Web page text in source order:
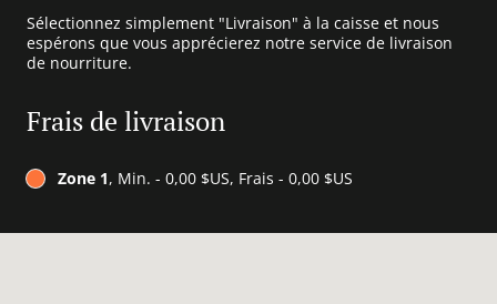
Sélectionnez simplement "Livraison" à la caisse et nous
espérons que vous apprécierez notre service de livraison
de nourriture.
Frais de livraison
Zone 1, Min. - 0,00 $US, Frais - 0,00 $US